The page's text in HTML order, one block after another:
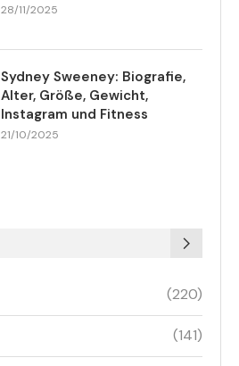
28/11/2025
Sydney Sweeney: Biografie,
Alter, Größe, Gewicht,
Instagram und Fitness
21/10/2025
(220)
(141)